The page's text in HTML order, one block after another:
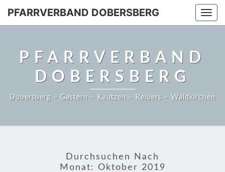
PFARRVERBAND DOBERSBERG
PFARRVERBAND
DOBERSBERG
Dobersberg – Gastern – Kautzen – Reibers – Waldkirchen
Durchsuchen Nach
Monat: Oktober 2019